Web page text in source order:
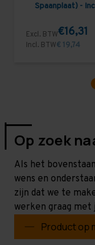
Spaanplaat) -
Excl. BTW€16,31
Incl. BTW€ 19,74
Op zoek
Als het
wens en
zijn dat we te
werken graag met
Product op